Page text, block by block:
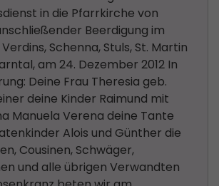
in die Pfarrkirche von
Beerdigung im
Schenna, Stuls, St. Martin
am 24. Dezember 2012 In
Deine Frau Theresia geb.
deine Kinder Raimund mit
Manuela Verena deine Tante
Alois und Günther die
Cousinen, Schwäger,
und alle übrigen Verwandten